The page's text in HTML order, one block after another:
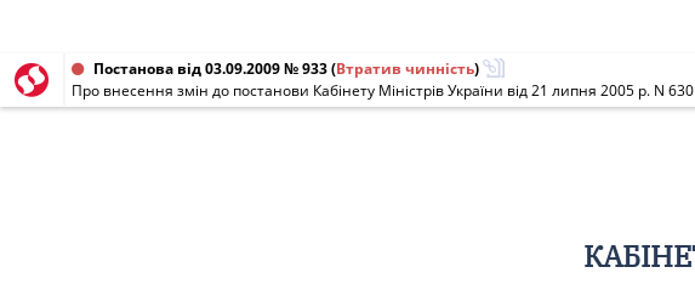
Постанова від 03.09.2009 № 933(Втратив чинність)
Про внесення змін до постанови Кабінету Міністрів України від 21 липня 2005 р. N 630